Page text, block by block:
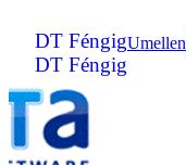
DT Féngig
DT Féngig
Umellen